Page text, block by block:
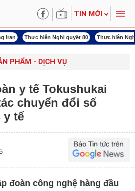
TIN MỚI
Iran Thực hiện Nghị quyết 80 Thực hiện
PHẨM - DỊCH VỤ
y tế Tokushukai
chuyển đổi số
y tế
đoàn công nghệ hàng đầu